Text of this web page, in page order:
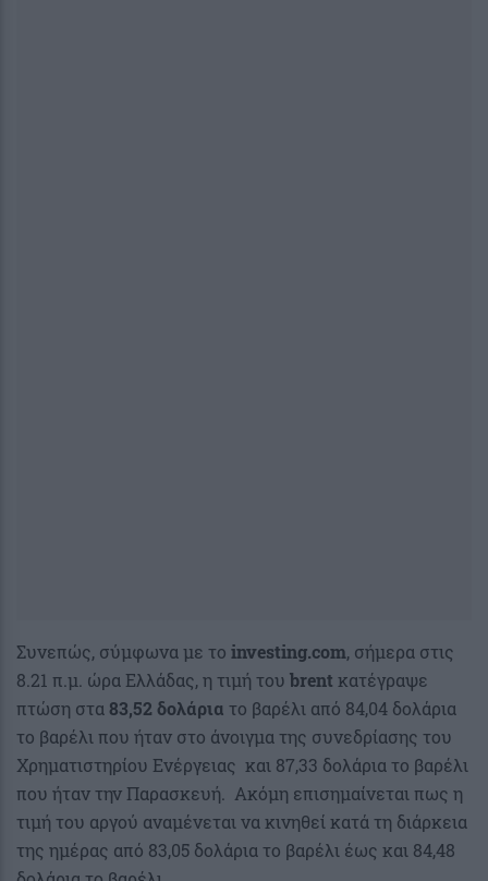
Συνεπώς, σύμφωνα με το investing.com, σήμερα στις
8.21 π.μ. ώρα Ελλάδας, η τιμή του brent κατέγραψε
πτώση στα 83,52 δολάρια το βαρέλι από 84,04 δολάρια
το βαρέλι που ήταν στο άνοιγμα της συνεδρίασης του
Χρηματιστηρίου Ενέργειας και 87,33 δολάρια το βαρέλι
που ήταν την Παρασκευή. Ακόμη επισημαίνεται πως η
τιμή του αργού αναμένεται να κινηθεί κατά τη διάρκεια
της ημέρας από 83,05 δολάρια το βαρέλι έως και 84,48